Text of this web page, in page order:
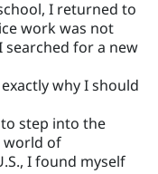
I returned to
work was not
searched for a new
why I should
step into the
world of
I found myself